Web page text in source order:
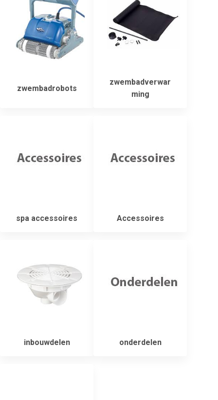
zwembadrobots
zwembadverwar
ming
spa accessoires Accessoires
inbouwdelen onderdelen